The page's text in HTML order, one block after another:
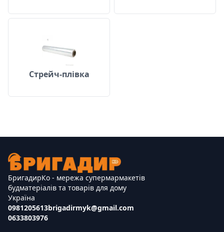
Стрейч-плівка
БригадирКо - мережа супермармакетів
будматеріалів та товарів для дому
Україна
0981205613
0633803976
brigadirmyk@gmail.com